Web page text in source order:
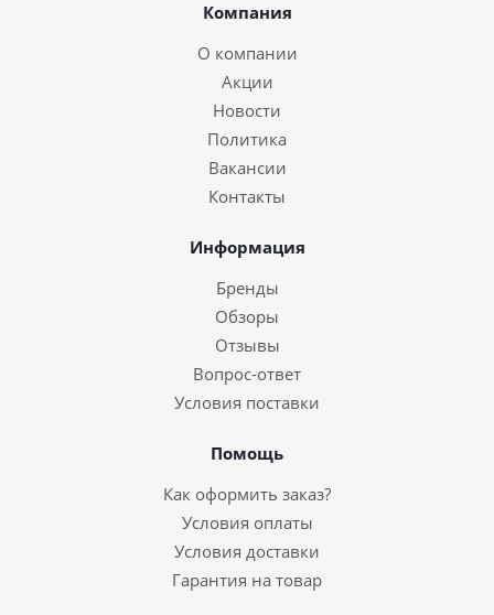
Компания
О компании
Акции
Новости
Политика
Вакансии
Контакты
Информация
Бренды
Обзоры
Отзывы
Вопрос-ответ
Условия поставки
Помощь
Как оформить заказ?
Условия оплаты
Условия доставки
Гарантия на товар